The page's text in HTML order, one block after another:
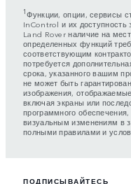
1Функции, опции, сервисы
InControl и их доступность
Land Rover наличие на
определенных функций
соответствующим
потребуется
срока, указанного вашим
не может быть
изображения,
включая экраны или
программного
визуальным изменениям в
полными правилами и
ПОДПИСЫВАЙТЕСЬ